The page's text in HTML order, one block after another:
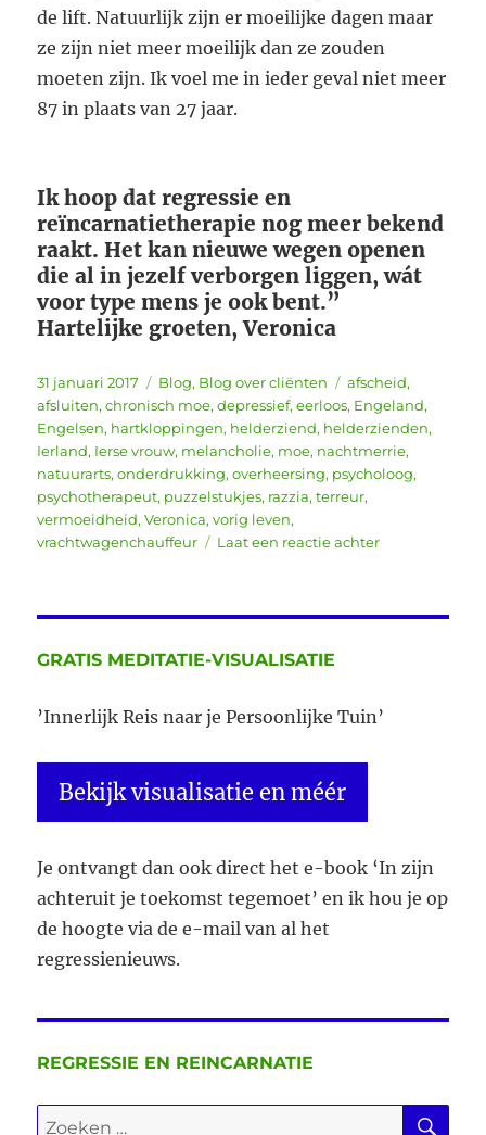
de lift. Natuurlijk zijn er moeilijke dagen maar
ze zijn niet meer moeilijk dan ze zouden
moeten zijn. Ik voel me in ieder geval niet meer
87 in plaats van 27 jaar.
Ik hoop dat regressie en
reïncarnatietherapie nog meer bekend
raakt. Het kan nieuwe wegen openen
die al in jezelf verborgen liggen, wát
voor type mens je ook bent.”
Hartelijke groeten, Veronica
Geplaatst
op
31 januari 2017 Categorieën
Blog, Blog over cliënten Tags
afscheid,
afsluiten,chronisch moe,depressief,eerloos, Engeland,
Engelsen, hartkloppingen, helderziend, helderzienden,
Ierland, Ierse vrouw, melancholie, moe, nachtmerrie,
natuurarts,onderdrukking,overheersing, psycholoog,
psychotherapeut, puzzelstukjes, razzia,terreur,
vermoeidheid,Veronica,vorig leven,
vrachtwagenchauffeur
Laat een reactie achterop
GRATIS MEDITATIE-VISUALISATIE
’Innerlijk Reis naar je Persoonlijke Tuin’
Bekijk visualisatie en méér
Je ontvangt dan ook direct het e-book ‘In zijn
achteruit je toekomst tegemoet’ en ik hou je op
de hoogte via de e-mail van al het
regressienieuws.
REGRESSIE EN REINCARNATIE
Zoeken